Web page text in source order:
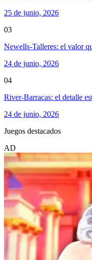
25 de junio, 2026
03
Newells-Talleres: el valor
24 de junio, 2026
04
River-Barracas: el detalle
24 de junio, 2026
Juegos destacados
AD